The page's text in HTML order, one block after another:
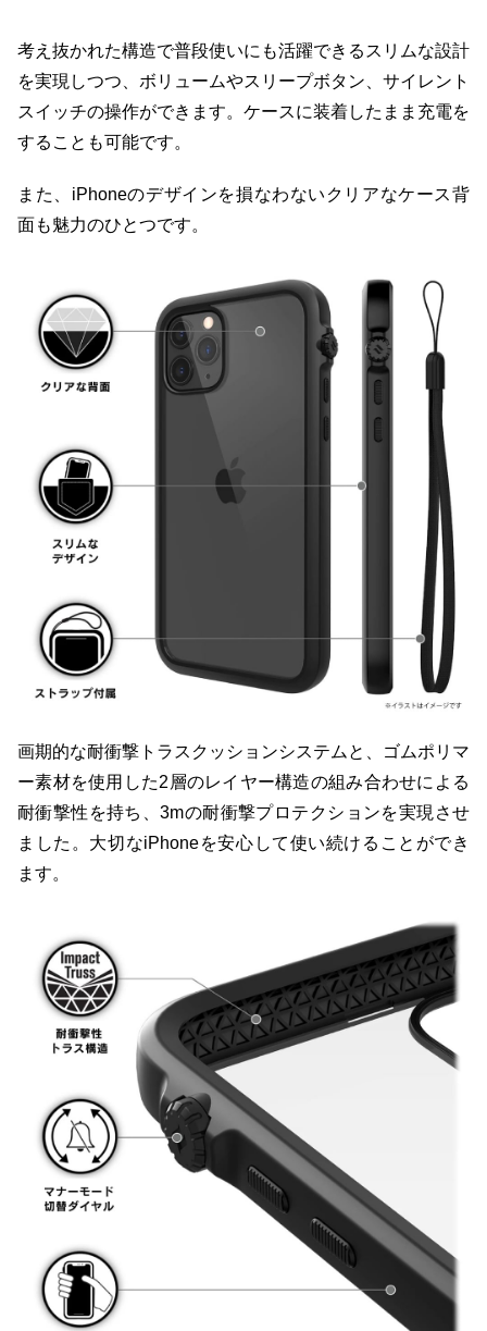
考え抜かれた構造で普段使いにも活躍できるスリムな設計
を実現しつつ、ボリュームやスリープボタン、サイレント
スイッチの操作ができます。ケースに装着したまま充電を
することも可能です。
また、iPhoneのデザインを損なわないクリアなケース背
面も魅力のひとつです。
画期的な耐衝撃トラスクッションシステムと、ゴムポリマ
ー素材を使用した2層のレイヤー構造の組み合わせによる
耐衝撃性を持ち、3mの耐衝撃プロテクションを実現させ
ました。大切なiPhoneを安心して使い続けることができ
ます。